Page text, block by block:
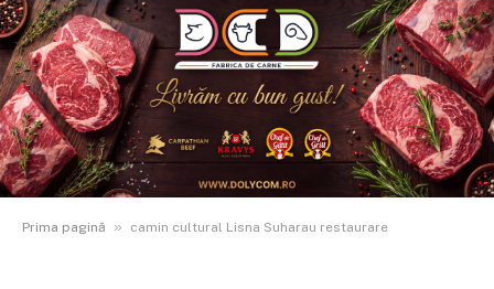
Prima pagină » camin cultural Lisna Suharau restaurare